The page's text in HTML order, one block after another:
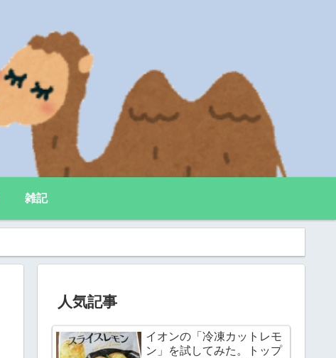
雑記
人気記事
イオンの「冷凍カットレモ
ン」を試してみた。トップ